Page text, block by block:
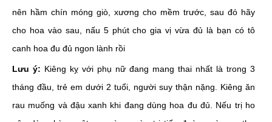
nên hầm chín móng giò, xương cho mềm trước, sau đó hãy
cho hoa vào sau, nấu 5 phút cho gia vị vừa đủ là bạn có tô
canh hoa đu đủ ngon lành rồi
Lưu ý: Kiêng kỵ với phụ nữ đang mang thai nhất là trong 3
tháng đầu, trẻ em dưới 2 tuổi, người suy thận nặng. Kiêng ăn
rau muống và đậu xanh khi đang dùng hoa đu đủ. Nếu trị ho